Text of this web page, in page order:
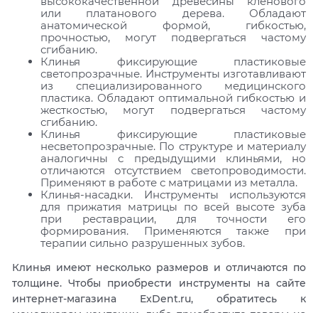
или платанового дерева. Обладают
анатомической формой, гибкостью,
прочностью, могут подвергаться частому
сгибанию.
Клинья фиксирующие пластиковые
светопрозрачные. Инструменты изготавливают
из специализированного медицинского
пластика. Обладают оптимальной гибкостью и
жесткостью, могут подвергаться частому
сгибанию.
Клинья фиксирующие пластиковые
несветопрозрачные. По структуре и материалу
аналогичны с предыдущими клиньями, но
отличаются отсутствием светопроводимости.
Применяют в работе с матрицами из металла.
Клинья-насадки. Инструменты используются
для прижатия матрицы по всей высоте зуба
при реставрации, для точности его
формирования. Применяются также при
терапии сильно разрушенных зубов.
Клинья имеют несколько размеров и отличаются по
толщине. Чтобы приобрести инструменты на сайте
интернет-магазина ExDent.ru, обратитесь к